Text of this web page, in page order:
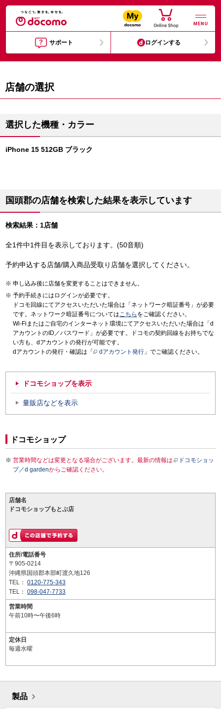
MENU
サポート ログインする
店舗の選択
選択した機種・カラー
iPhone 15 512GB ブラック
国頭郡の店舗を検索した結果を表示しています
検索結果：1店舗
全1件中1件目を表示しております。(50音順)
予約申込する店舗/購入商品受取り店舗を選択してください。
申し込み後に店舗を変更することはできません。
予約手続きにはログインが必要です。
ドコモ回線にてアクセスいただいた場合は「ネットワーク暗証番号」が必要
です。ネットワーク暗証番号についてはこちら をご確認ください。
Wi-Fiまたはご自宅のインターネット環境にてアクセスいただいた場合は「d
アカウントのID／パスワード」が必要です。ドコモの契約回線をお持ちでな
い方も、dアカウントの発行が可能です。
dアカウントの発行・確認は「
dアカウント発行 」でご確認ください。
ドコモショップを表示
量販店などを表示
ドコモショップ
営業時間などは変更となる場合がございます。最新の情報は
ドコモショッ
プ／d gardenからご確認ください。
店舗名
ドコモショップもとぶ店
住所/電話番号
〒905-0214
沖縄県国頭郡本部町渡久地126
TEL： 0120-775-343
TEL： 098-047-7733
営業時間
午前10時〜午後6時
定休日
毎週水曜
製品